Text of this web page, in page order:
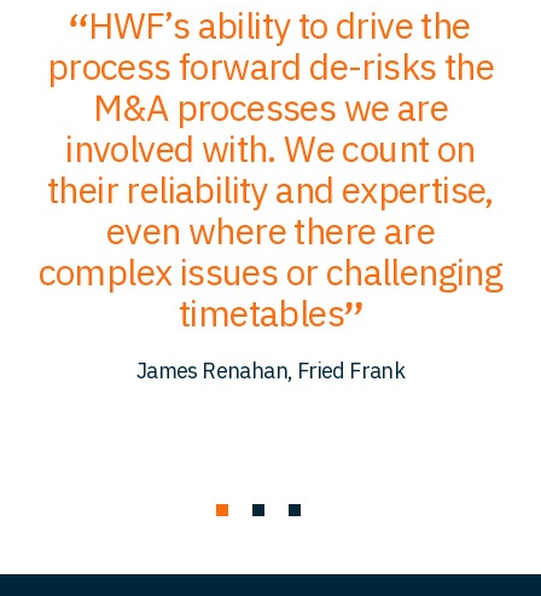
HWF’s ability to drive the
process forward de-risks the
M&A processes we are
involved with. We count on
their reliability and expertise,
even where there are
complex issues or challenging
timetables
James Renahan, Fried Frank